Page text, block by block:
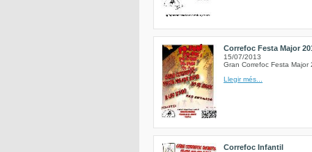
Correfoc Festa Major
15/07/2013
Gran Correfoc Festa
Llegir més...
Correfoc Infantil